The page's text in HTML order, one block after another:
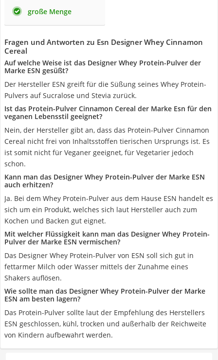
große Menge
Fragen und Antworten zu Esn Designer Whey Cinnamon
Cereal
Auf welche Weise ist das Designer Whey Protein-Pulver der
Marke ESN gesüßt?
Der Hersteller ESN greift für die Süßung seines Whey Protein-
Pulvers auf Sucralose und Stevia zurück.
Ist das Protein-Pulver Cinnamon Cereal der Marke Esn für den
veganen Lebensstil geeignet?
Nein, der Hersteller gibt an, dass das Protein-Pulver Cinnamon
Cereal nicht frei von Inhaltsstoffen tierischen Ursprungs ist. Es
ist somit nicht für Veganer geeignet, für Vegetarier jedoch
schon.
Kann man das Designer Whey Protein-Pulver der Marke ESN
auch erhitzen?
Ja. Bei dem Whey Protein-Pulver aus dem Hause ESN handelt es
sich um ein Produkt, welches sich laut Hersteller auch zum
Kochen und Backen gut eignet.
Mit welcher Flüssigkeit kann man das Designer Whey Protein-
Pulver der Marke ESN vermischen?
Das Designer Whey Protein-Pulver von ESN soll sich gut in
fettarmer Milch oder Wasser mittels der Zunahme eines
Shakers auflösen.
Wie sollte man das Designer Whey Protein-Pulver der Marke
ESN am besten lagern?
Das Protein-Pulver sollte laut der Empfehlung des Herstellers
ESN geschlossen, kühl, trocken und außerhalb der Reichweite
von Kindern aufbewahrt werden.